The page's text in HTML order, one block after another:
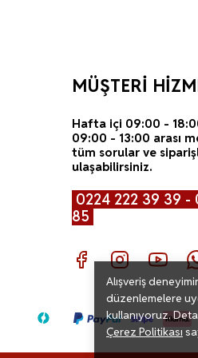
Alışveriş
düzenlemelere
kullanıyoruz.
Çerez Politikası
MÜŞTERİ
Hafta içi 09:00 -
09:00 - 13:00 arası
tüm sorular ve
ulaşabilirsiniz.
0224 222 39 39 -
85